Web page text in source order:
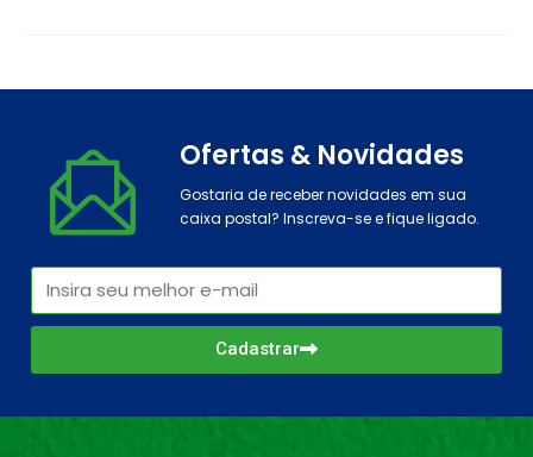
Ofertas & Novidades
Gostaria de receber novidades em sua
caixa postal? Inscreva-se e fique ligado.
Cadastrar